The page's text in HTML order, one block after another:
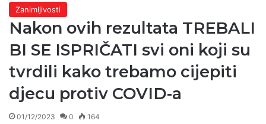
Zanimljivosti
Nakon ovih rezultata TREBALI
BI SE ISPRIČATI svi oni koji su
tvrdili kako trebamo cijepiti
djecu protiv COVID-a
01/12/2023 0 164